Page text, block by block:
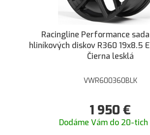
Racingline Performance
hliníkových diskov R360 19x8.5
Čierna lesklá
VWR600360BLK
1 950 €
Dodáme Vám do 20-tich